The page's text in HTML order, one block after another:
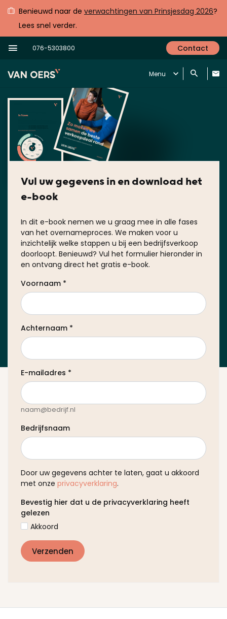
Benieuwd naar de verwachtingen van Prinsjesdag 2026?
Lees snel verder.
076-5303800 Contact
Menu
Vul uw gegevens in en download het
e-book
In dit e-book nemen we u graag mee in alle fases
van het overnameproces. We maken voor u
inzichtelijk welke stappen u bij een bedrijfsverkoop
doorloopt. Benieuwd? Vul het formulier hieronder in
en ontvang direct het gratis e-book.
Voornaam *
Achternaam *
E-mailadres *
naam@bedrijf.nl
Bedrijfsnaam
Door uw gegevens achter te laten, gaat u akkoord
met onze privacyverklaring.
Bevestig hier dat u de privacyverklaring heeft
gelezen
Akkoord